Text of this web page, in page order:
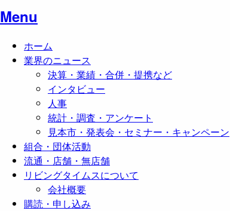
Menu
ホーム
業界のニュース
決算・業績・合併・提携など
インタビュー
人事
統計・調査・アンケート
見本市・発表会・セミナー・キャンペーン
組合・団体活動
流通・店舗・無店舗
リビングタイムスについて
会社概要
購読・申し込み